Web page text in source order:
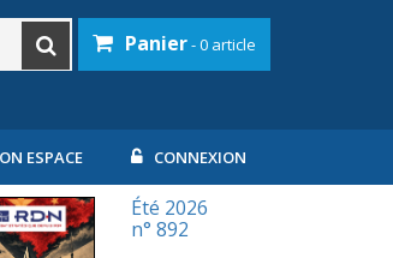
Panier- 0 article
ESPACE CONNEXION
Été 2026
n° 892